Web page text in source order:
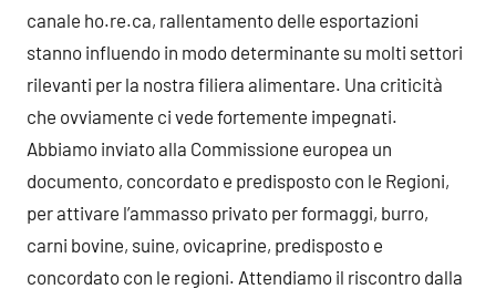
canale ho.re.ca, rallentamento delle esportazioni
stanno influendo in modo determinante su molti settori
rilevanti per la nostra filiera alimentare. Una criticità
che ovviamente ci vede fortemente impegnati.
Abbiamo inviato alla Commissione europea un
documento, concordato e predisposto con le Regioni,
per attivare l’ammasso privato per formaggi, burro,
carni bovine, suine, ovicaprine, predisposto e
concordato con le regioni. Attendiamo il riscontro dalla